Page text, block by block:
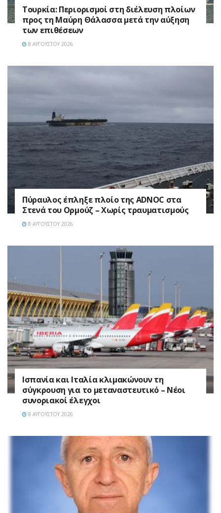
Τουρκία: Περιορισμοί στη διέλευση πλοίων
προς τη Μαύρη Θάλασσα μετά την αύξηση
των επιθέσεων
8 ΑΥΓΟΎΣΤΟΥ 2026
Πύραυλος έπληξε πλοίο της ADNOC στα
Στενά του Ορμούζ – Χωρίς τραυματισμούς
8 ΑΥΓΟΎΣΤΟΥ 2026
Ισπανία και Ιταλία κλιμακώνουν τη
σύγκρουση για το μεταναστευτικό – Νέοι
συνοριακοί έλεγχοι
8 ΑΥΓΟΎΣΤΟΥ 2026